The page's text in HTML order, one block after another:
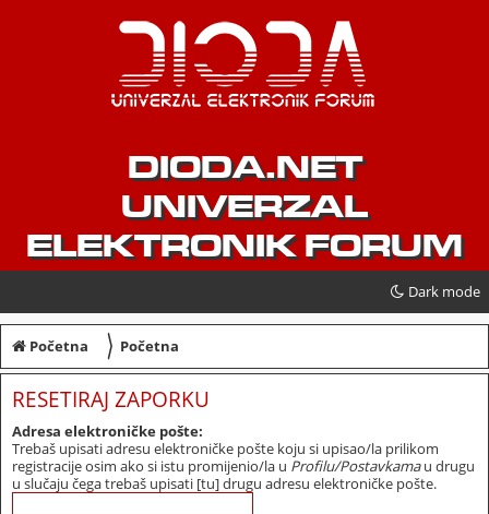
DIODA.NET
UNIVERZAL
ELEKTRONIK FORUM
Dark mode
Početna 〉 Početna
RESETIRAJ ZAPORKU
Adresa elektroničke pošte:
Trebaš upisati adresu elektroničke pošte koju si upisao/la prilikom
registracije osim ako si istu promijenio/la u Profilu/Postavkamau drugu
u slučaju čega trebaš upisati [tu] drugu adresu elektroničke pošte.